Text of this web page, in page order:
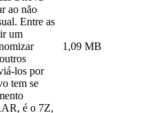
ao não
Entre as
um
los por
tem se
é o 7Z,
1,09 MB